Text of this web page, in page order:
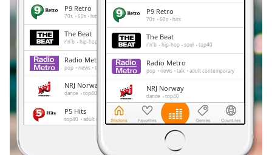
Chapters
Descriptions
descriptions
off,
selected
subtitles
P9 Retro
70s 60s hits
The Beat
r'n'b hip-hop top40
Radio Metro
pop news talk adult contemporary
NRJ Norway
dance top40
P5 Hits
top40 adult contemporary hits
NRK P1 Oslo og Akershus
entertainment
P9 Retro
70s 60s hits
The Beat
r'n'b hip-hop soul top40
Radio Metro
pop news talk adult contemporary
NRJ Norway
dance top40
P5 Hits
top40 adult contemporary hits
NRK P1 Oslo og Akershus
talk entertainment